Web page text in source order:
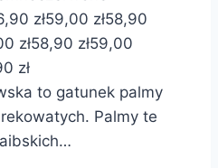
zł59,00 zł58,90
zł58,90 zł59,00
zł
to gatunek palmy
Palmy te